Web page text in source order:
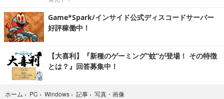
Game*Spark/インサイド公式ディスコードサーバー
好評稼働中！
【大喜利】『新種のゲーミング“蚊”が登場！ その特徴
とは？』回答募集中！
ホーム › PC › Windows › 記事 › 写真・画像